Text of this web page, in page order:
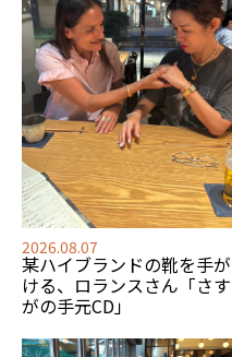
2026.08.07
某ハイブランドの靴を手が
ける、 ロランスさん「さす
がの手元CD」